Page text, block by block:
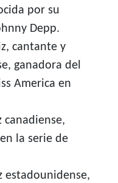
por su
Depp.
cantante y
ganadora del
America en
canadiense,
la serie de
estadounidense,